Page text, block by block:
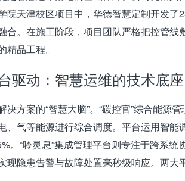
院天津校区项目中，华德智慧定制开发了
合。在施工阶段，项目团队严格把控管
精品工程。
驱动：智慧运维的技术底座
方案的“智慧大脑”。 “碳控官”综合能源管
、气等能源进行综合调度。平台运用智
。 “聆灵息”集成管理平台则专注于跨系统
现隐患告警与故障处置毫秒级响应。两大